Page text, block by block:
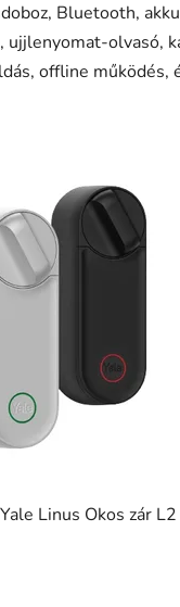
Bluetooth,
ujjlenyomat-olvasó,
offline működés,
Yale Linus Okos zár L2